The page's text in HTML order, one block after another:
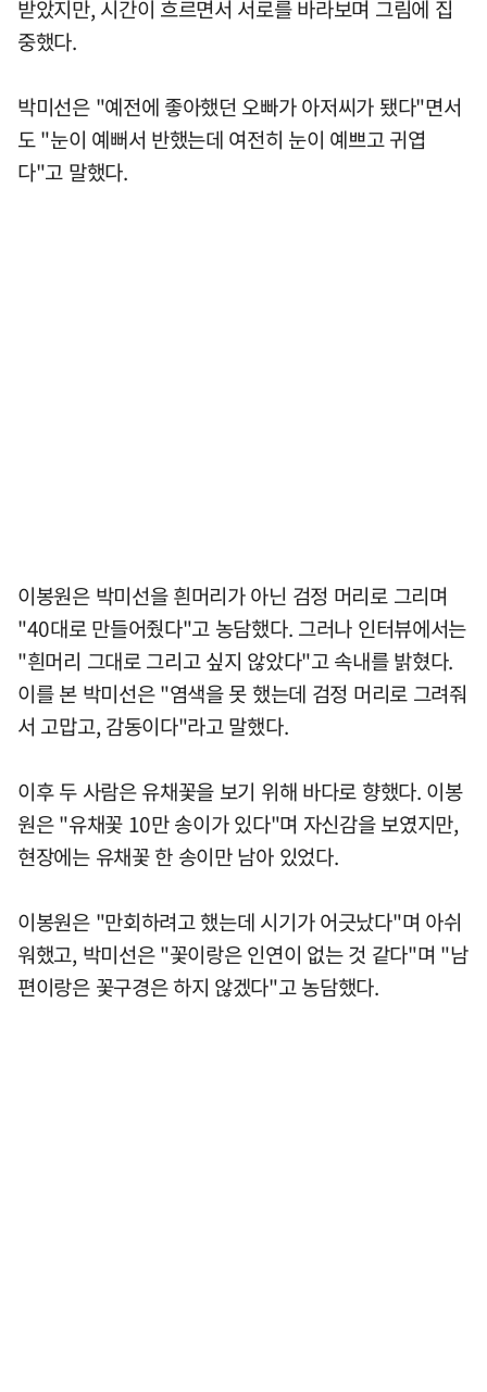
받았지만, 시간이 흐르면서 서로를 바라보며 그림에 집
중했다.
박미선은 "예전에 좋아했던 오빠가 아저씨가 됐다"면서
도 "눈이 예뻐서 반했는데 여전히 눈이 예쁘고 귀엽
다"고 말했다.
이봉원은 박미선을 흰머리가 아닌 검정 머리로 그리며
"40대로 만들어줬다"고 농담했다. 그러나 인터뷰에서는
"흰머리 그대로 그리고 싶지 않았다"고 속내를 밝혔다.
이를 본 박미선은 "염색을 못 했는데 검정 머리로 그려줘
서 고맙고, 감동이다"라고 말했다.
이후 두 사람은 유채꽃을 보기 위해 바다로 향했다. 이봉
원은 "유채꽃 10만 송이가 있다"며 자신감을 보였지만,
현장에는 유채꽃 한 송이만 남아 있었다.
이봉원은 "만회하려고 했는데 시기가 어긋났다"며 아쉬
워했고, 박미선은 "꽃이랑은 인연이 없는 것 같다"며 "남
편이랑은 꽃구경은 하지 않겠다"고 농담했다.